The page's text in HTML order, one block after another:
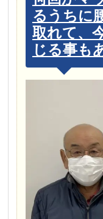
るうちに
取れて、
じる事も